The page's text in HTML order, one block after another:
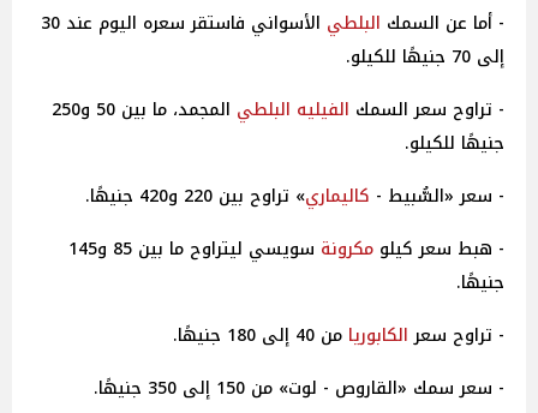
- أما عن السمك البلطي
الأسواني فاستقر سعره اليوم عند 30
إلى 70 جنيهًا للكيلو.
- تراوح سعر السمك الفيليه البلطي
المجمد، ما بين 50 و250
جنيهًا للكيلو.
- سعر «السُّبيط - كاليماري» تراوح بين 220 و420 جنيهًا.
- هبط سعر كيلو مكرونة
سويسي ليتراوح ما بين 85 و145
جنيهًا.
- تراوح سعرالكابوريا من 40 إلى 180 جنيهًا.
- سعر سمك «القاروص - لوت» من 150 إلى 350 جنيهًا.